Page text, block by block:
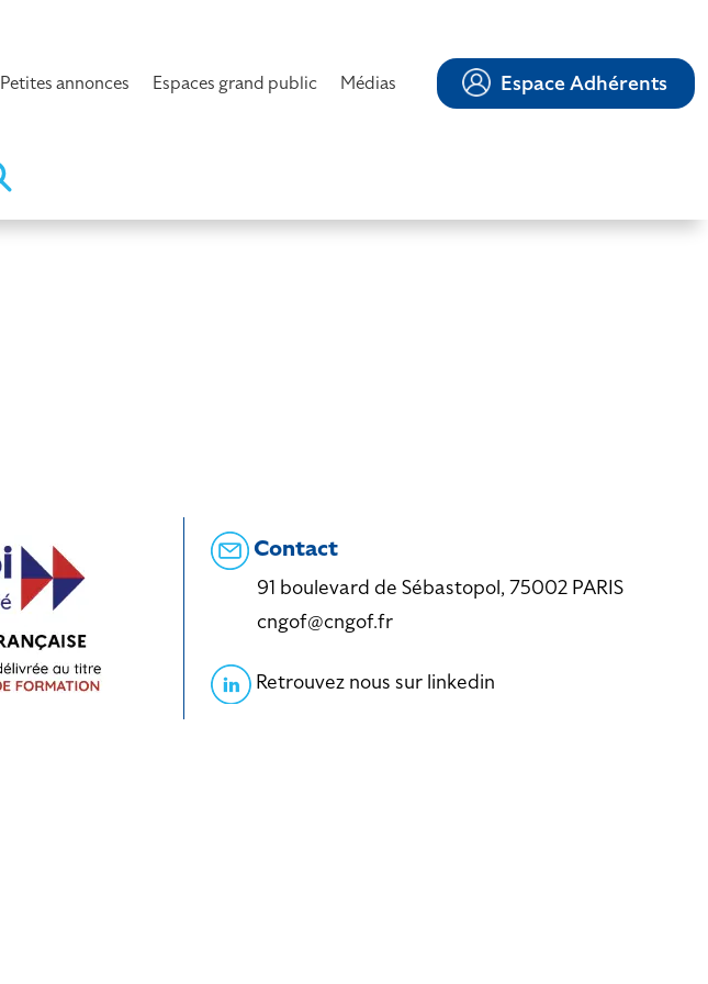
Petites annonces Espaces grand public Médias Espace Adhérents
Contact
91 boulevard de Sébastopol, 75002 PARIS
cngof@cngof.fr
Retrouvez nous sur linkedin